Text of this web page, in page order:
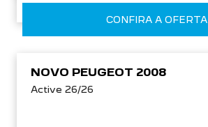
CONFIRA A OFERTA
Active 26/26